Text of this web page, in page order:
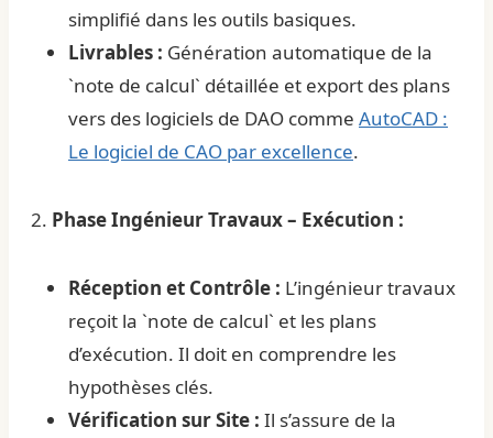
simplifié dans les outils basiques.
Livrables : Génération automatique de la
`note de calcul` détaillée et export des plans
vers des logiciels de DAO comme AutoCAD :
Le logiciel de CAO par excellence.
2. Phase Ingénieur Travaux – Exécution :
Réception et Contrôle : L’ingénieur travaux
reçoit la `note de calcul` et les plans
d’exécution. Il doit en comprendre les
hypothèses clés.
Vérification sur Site : Il s’assure de la